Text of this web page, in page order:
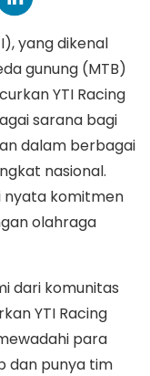
yang dikenal
gunung (MTB)
YTI Racing
sarana bagi
dalam berbagai
nasional.
nyata komitmen
olahraga
dari komunitas
YTI Racing
para
dan punya tim